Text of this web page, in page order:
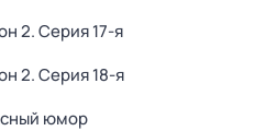
2. Серия 17-я
2. Серия 18-я
юмор